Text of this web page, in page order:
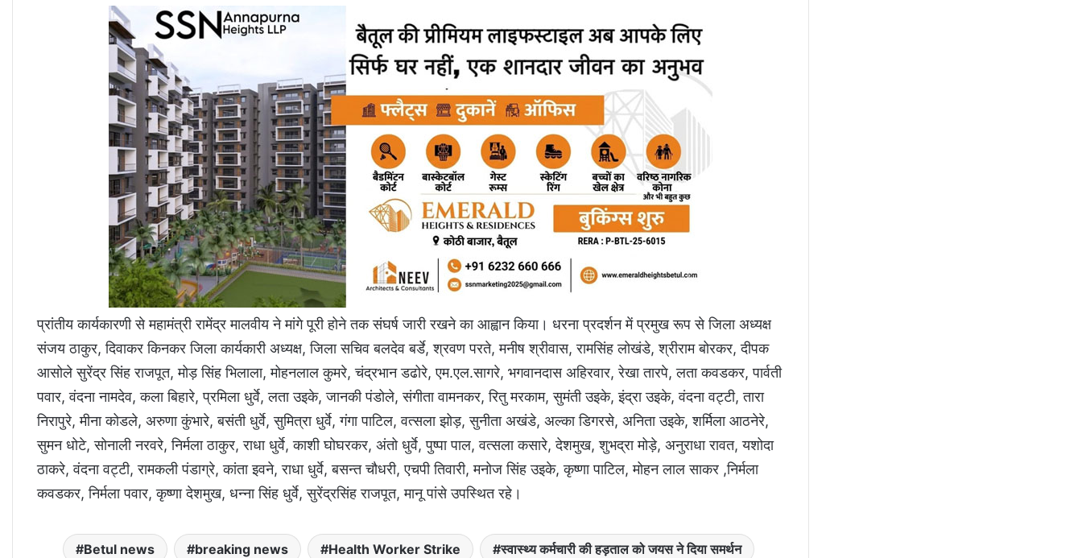
प्रांतीय कार्यकारणी से महामंत्री रामेंद्र मालवीय ने मांगे पूरी होने तक संघर्ष जारी रखने का आह्वान किया। धरना प्रदर्शन में प्रमुख रूप से जिला अध्यक्ष
संजय ठाकुर, दिवाकर किनकर जिला कार्यकारी अध्यक्ष, जिला सचिव बलदेव बर्डे, श्रवण परते, मनीष श्रीवास, रामसिंह लोखंडे, श्रीराम बोरकर, दीपक
आसोले सुरेंद्र सिंह राजपूत, मोड़ सिंह भिलाला, मोहनलाल कुमरे, चंद्रभान डढोरे, एम.एल.सागरे, भगवानदास अहिरवार, रेखा तारपे, लता कवडकर, पार्वती
पवार, वंदना नामदेव, कला बिहारे, प्रमिला धुर्वे, लता उइके, जानकी पंडोले, संगीता वामनकर, रितु मरकाम, सुमंती उइके, इंद्रा उइके, वंदना वट्टी, तारा
निरापुरे, मीना कोडले, अरुणा कुंभारे, बसंती धुर्वे, सुमित्रा धुर्वे, गंगा पाटिल, वत्सला झोड़, सुनीता अखंडे, अल्का डिगरसे, अनिता उइके, शर्मिला आठनेरे,
सुमन धोटे, सोनाली नरवरे, निर्मला ठाकुर, राधा धुर्वे, काशी घोघरकर, अंतो धुर्वे, पुष्पा पाल, वत्सला कसारे, देशमुख, शुभद्रा मोड़े, अनुराधा रावत, यशोदा
ठाकरे, वंदना वट्टी, रामकली पंडाग्रे, कांता इवने, राधा धुर्वे, बसन्त चौधरी, एचपी तिवारी, मनोज सिंह उइके, कृष्णा पाटिल, मोहन लाल साकर ,निर्मला
कवडकर, निर्मला पवार, कृष्णा देशमुख, धन्ना सिंह धुर्वे, सुरेंद्रसिंह राजपूत, मानू पांसे उपस्थित रहे।
Betul news breaking news Health Worker Strike स्वास्थ्य कर्मचारी की हड़ताल को जयस ने दिया समर्थन